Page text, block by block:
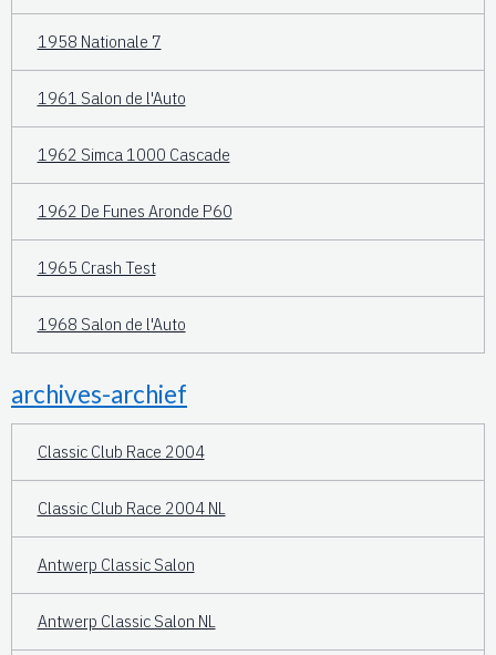
1958 Nationale 7
1961 Salon de l'Auto
1962 Simca 1000 Cascade
1962 De Funes Aronde P60
1965 Crash Test
1968 Salon de l'Auto
archives-archief
Classic Club Race 2004
Classic Club Race 2004 NL
Antwerp Classic Salon
Antwerp Classic Salon NL